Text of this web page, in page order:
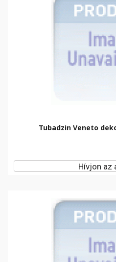
Tubadzin Veneto
Hívjon az